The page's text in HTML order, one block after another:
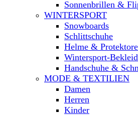
Sonnenbrillen &
WINTERSPORT
Snowboards
Schlittschuhe
Helme &
Wintersport-
Handschuhe &
MODE & TEXTILIEN
Damen
Herren
Kinder